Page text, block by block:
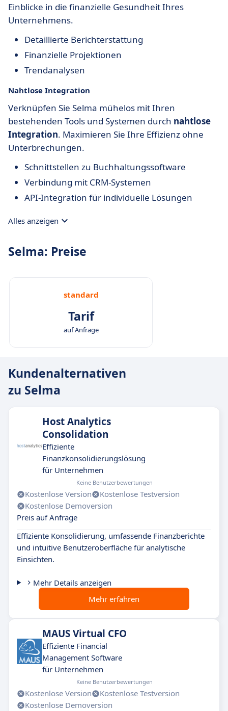
Einblicke in die finanzielle Gesundheit Ihres
Unternehmens.
Detaillierte Berichterstattung
Finanzielle Projektionen
Trendanalysen
Nahtlose Integration
Verknüpfen Sie Selma mühelos mit Ihren
bestehenden Tools und Systemen durch nahtlose
Integration. Maximieren Sie Ihre Effizienz ohne
Unterbrechungen.
Schnittstellen zu Buchhaltungssoftware
Verbindung mit CRM-Systemen
API-Integration für individuelle Lösungen
Alles anzeigen
Selma: Preise
standard
Tarif
auf Anfrage
Kundenalternativen
zu Selma
Host Analytics
Consolidation
Effiziente
Finanzkonsolidierungslösung
für Unternehmen
Keine Benutzerbewertungen
Kostenlose Version
Kostenlose Testversion
Kostenlose Demoversion
Preis auf Anfrage
Effiziente Konsolidierung, umfassende Finanzberichte
und intuitive Benutzeroberfläche für analytische
Einsichten.
Mehr Details anzeigen
Mehr erfahren
MAUS Virtual CFO
Effiziente Financial
Management Software
für Unternehmen
Keine Benutzerbewertungen
Kostenlose Version
Kostenlose Testversion
Kostenlose Demoversion